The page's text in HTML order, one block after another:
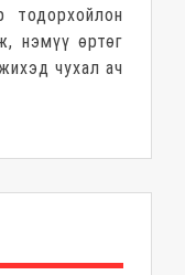
тодорхойлон
нэмүү өртөг
чухал ач